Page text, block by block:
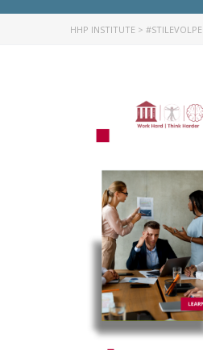
HHP INSTITUTE > #STILEVOLPE